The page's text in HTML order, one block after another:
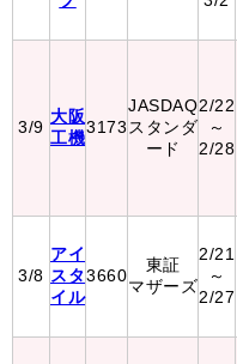
3/9
大阪
工機
3173
JASDAQ
スタンダ
ード
2/22
～
2/28
3/8
アイ
スタ
イル
3660
東証
マザーズ
2/21
～
2/27